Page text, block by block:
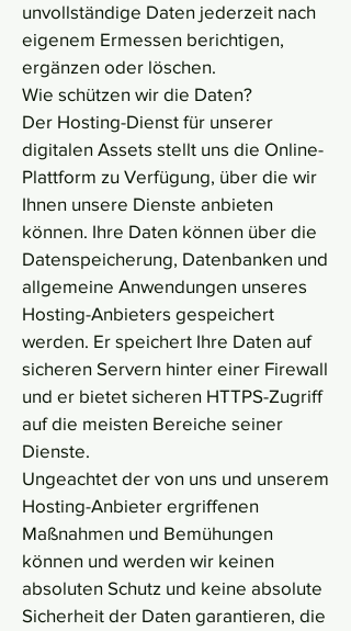
unvollständige Daten jederzeit nach
eigenem Ermessen berichtigen,
ergänzen oder löschen.
Wie schützen wir die Daten?
Der Hosting-Dienst für unserer
digitalen Assets stellt uns die Online-
Plattform zu Verfügung, über die wir
Ihnen unsere Dienste anbieten
können. Ihre Daten können über die
Datenspeicherung, Datenbanken und
allgemeine Anwendungen unseres
Hosting-Anbieters gespeichert
werden. Er speichert Ihre Daten auf
sicheren Servern hinter einer Firewall
und er bietet sicheren HTTPS-Zugriff
auf die meisten Bereiche seiner
Dienste.
Ungeachtet der von uns und unserem
Hosting-Anbieter ergriffenen
Maßnahmen und Bemühungen
können und werden wir keinen
absoluten Schutz und keine absolute
Sicherheit der Daten garantieren, die